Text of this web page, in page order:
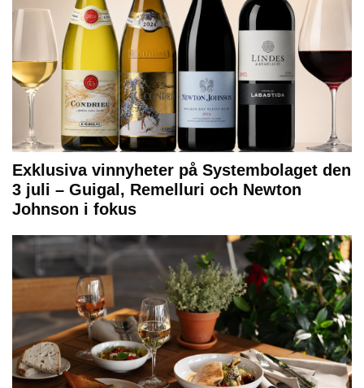
Exklusiva vinnyheter på Systembolaget den
3 juli – Guigal, Remelluri och Newton
Johnson i fokus